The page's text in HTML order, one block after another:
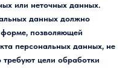
или неточных данных.
данных должно
форме, позволяющей
персональных данных, не
требуют цели обработки